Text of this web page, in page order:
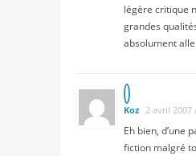
légère critique
grandes
absolument
Koz 2 avril 2007
Eh bien, d’une
fiction malgré